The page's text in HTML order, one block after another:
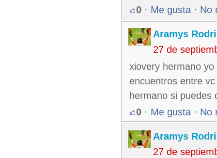
0 · Me gusta · No
Aramys
27 de
xiovery hermano
encuentros entre
hermano si puedes
0 · Me gusta · No
Aramys
27 de